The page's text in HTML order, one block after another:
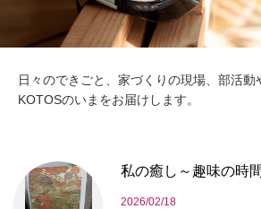
日々のできごと、家づくりの現場、部活動
KOTOSのいまをお届けします。
私の癒し～趣味の時
2026/02/18